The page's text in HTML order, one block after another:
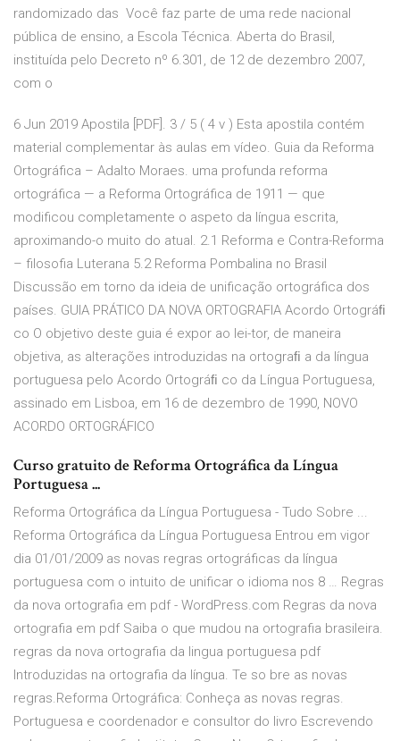
randomizado das Você faz parte de uma rede nacional
pública de ensino, a Escola Técnica. Aberta do Brasil,
instituída pelo Decreto nº 6.301, de 12 de dezembro 2007,
com o
6 Jun 2019 Apostila [PDF]. 3 / 5 ( 4 v ) Esta apostila contém
material complementar às aulas em vídeo. Guia da Reforma
Ortográfica – Adalto Moraes. uma profunda reforma
ortográfica — a Reforma Ortográfica de 1911 — que
modificou completamente o aspeto da língua escrita,
aproximando-o muito do atual. 2.1 Reforma e Contra-Reforma
– filosofia Luterana 5.2 Reforma Pombalina no Brasil
Discussão em torno da ideia de unificação ortográfica dos
países. GUIA PRÁTICO DA NOVA ORTOGRAFIA Acordo Ortográﬁ
co O objetivo deste guia é expor ao lei-tor, de maneira
objetiva, as alterações introduzidas na ortograﬁ a da língua
portuguesa pelo Acordo Ortográﬁ co da Língua Portuguesa,
assinado em Lisboa, em 16 de dezembro de 1990, NOVO
ACORDO ORTOGRÁFICO
Curso gratuito de Reforma Ortográfica da Língua
Portuguesa ...
Reforma Ortográfica da Língua Portuguesa - Tudo Sobre ...
Reforma Ortográfica da Língua Portuguesa Entrou em vigor
dia 01/01/2009 as novas regras ortográficas da língua
portuguesa com o intuito de unificar o idioma nos 8 … Regras
da nova ortografia em pdf - WordPress.com Regras da nova
ortografia em pdf Saiba o que mudou na ortografia brasileira.
regras da nova ortografia da lingua portuguesa pdf
Introduzidas na ortografia da língua. Te so bre as novas
regras.Reforma Ortográfica: Conheça as novas regras.
Portuguesa e coordenador e consultor do livro Escrevendo